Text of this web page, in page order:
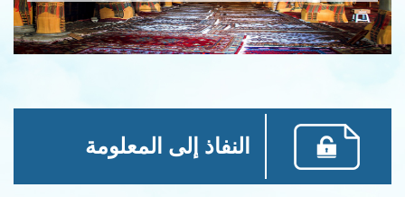
النفاذ إلى المعلومة